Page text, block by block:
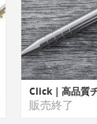
販売終了